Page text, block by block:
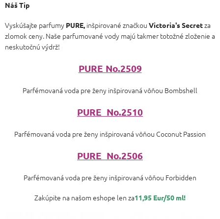
Náš Tip
Vyskúšajte parfumy PURE, inšpirované značkou Victoria's Secretza
zlomok ceny. Naše parfumované vody majú takmer totožné zloženie a
neskutočnú výdrž!
PURE No.2509
Parfémovaná voda pre ženy inšpirovaná vôňou Bombshell
PURE No.2510
Parfémovaná voda pre ženy inšpirovaná vôňou Coconut Passion
PURE No.2506
Parfémovaná voda pre ženy inšpirovaná vôňou Forbidden
Zakúpite na našom eshope len za11,95 Eur/50 ml!